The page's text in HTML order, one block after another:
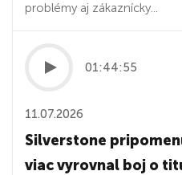
problémy aj zákaznícky...
01:44:55
11.07.2026
Silverstone
viac vyrovnal boj o